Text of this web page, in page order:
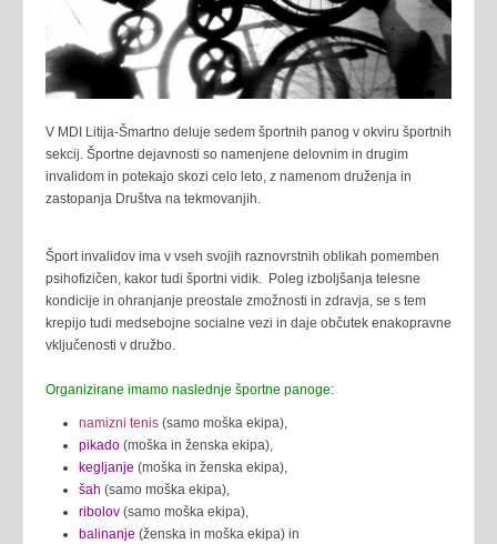
V MDI Litija-Šmartno deluje sedem športnih panog v okviru športnih
sekcij. Športne dejavnosti so namenjene delovnim in drugim
invalidom in potekajo skozi celo leto, z namenom druženja in
zastopanja Društva na tekmovanjih.
Šport invalidov ima v vseh svojih raznovrstnih oblikah pomemben
psihofizičen, kakor tudi športni vidik. Poleg izboljšanja telesne
kondicije in ohranjanje preostale zmožnosti in zdravja, se s tem
krepijo tudi medsebojne socialne vezi in daje občutek enakopravne
vključenosti v družbo.
Organizirane imamo naslednje športne panoge:
namizni tenis (samo moška ekipa),
pikado (moška in ženska ekipa),
kegljanje (moška in ženska ekipa),
šah (samo moška ekipa),
ribolov (samo moška ekipa),
balinanje (ženska in moška ekipa) in